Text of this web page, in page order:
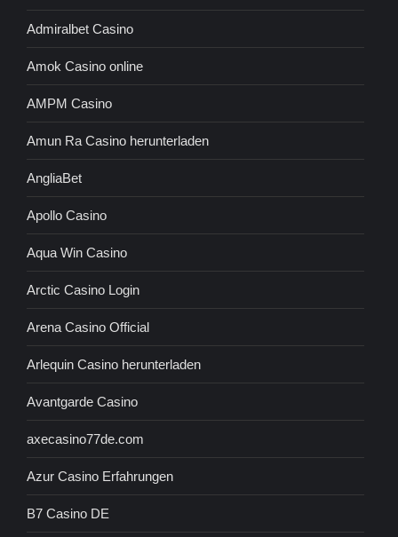
Admiralbet Casino
Amok Casino online
AMPM Casino
Amun Ra Casino herunterladen
AngliaBet
Apollo Casino
Aqua Win Casino
Arctic Casino Login
Arena Casino Official
Arlequin Casino herunterladen
Avantgarde Casino
axecasino77de.com
Azur Casino Erfahrungen
B7 Casino DE